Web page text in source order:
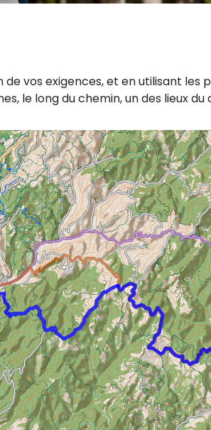
vos exigences, et en utilisant
le long du chemin, un des lieux du